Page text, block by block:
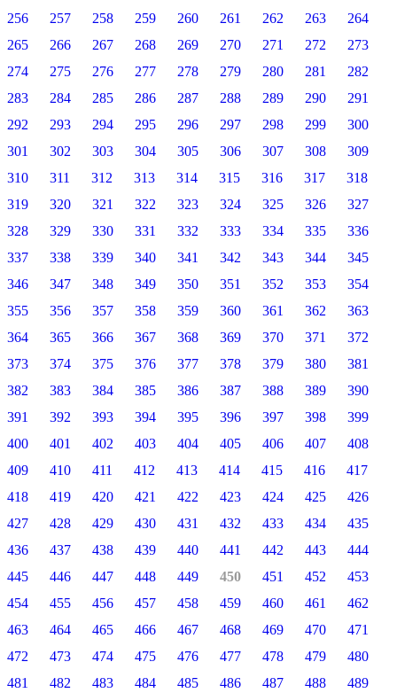
256
257 258 259 260 261 262 263
264
265
266 267 268 269 270 271 272
273
274
275 276 277 278 279 280 281
282
283
284 285 286 287 288 289 290
291
292
293 294 295 296 297 298 299
300
301
302 303 304 305 306 307 308
309
310
311 312 313 314 315 316 317
318
319
320 321 322 323 324 325 326
327
328
329 330 331 332 333 334 335
336
337
338 339 340 341 342 343 344
345
346
347 348 349 350 351 352 353
354
355
356 357 358 359 360 361 362
363
364
365 366 367 368 369 370 371
372
373
374 375 376 377 378 379 380
381
382
383 384 385 386 387 388 389
390
391
392 393 394 395 396 397 398
399
400
401 402 403 404 405 406 407
408
409
410 411 412 413 414 415 416
417
418
419 420 421 422 423 424 425
426
427
428 429 430 431 432 433 434
435
436
437 438 439 440 441 442 443
444
445
446 447 448 449 450 451 452
453
454
455 456 457 458 459 460 461
462
463
464 465 466 467 468 469 470
471
472
473 474 475 476 477 478 479
480
481
482 483 484 485 486 487 488
489